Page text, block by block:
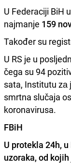
U Federaciji BiH
najmanje 159
Također su
U RS je u
čega su 94
sata, Institutu zа
smrtna slučaja
koronavirusa.
FBiH
U protekla 24h,
uzoraka, od